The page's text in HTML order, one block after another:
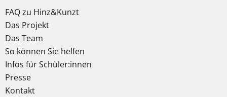
FAQ zu Hinz&Kunzt
Das Projekt
Das Team
So können Sie helfen
Infos für Schüler:innen
Presse
Kontakt